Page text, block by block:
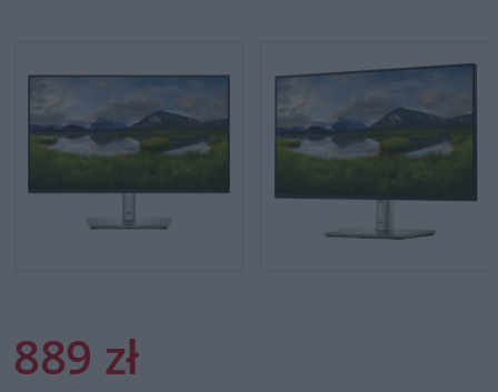
889 zł